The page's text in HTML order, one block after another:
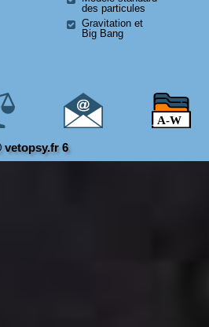
des particules
Gravitation et
Big Bang
vetopsy.fr 6